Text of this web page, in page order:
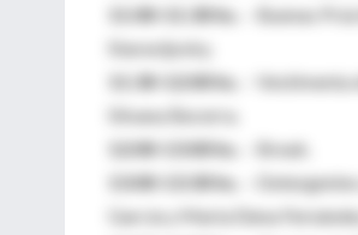
11:00-11:30 hs.
– Buenas
Staravijosky.
11:30-12:00 hs.
–
Silvana Becerra.
12:00-13:00 hs.
– Break.
13:00-13:30 hs.
–
García y Maria Elena